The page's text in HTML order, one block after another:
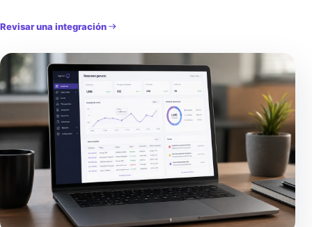
Revisar una integración